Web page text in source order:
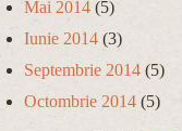
Mai 2014 (5)
Iunie 2014 (3)
Septembrie 2014 (5)
Octombrie 2014 (5)